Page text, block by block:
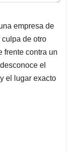
empresa de
de otro
frente contra un
el
el lugar exacto